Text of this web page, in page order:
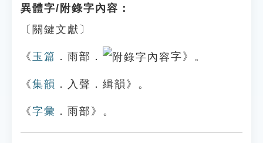
異體字/附錄字內容：
〔關鍵文獻〕
《 玉篇 ．雨部． 字》。
《集韻 ．入聲．緝韻》。
《字彙 ．雨部》。